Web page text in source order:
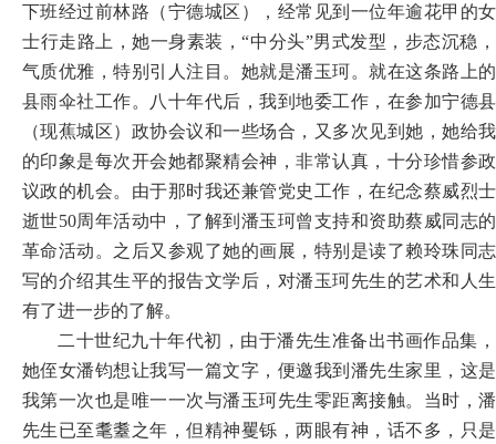
下班经过前林路（宁德城区），经常见到一位年逾花甲的女
士行走路上，她一身素装，“中分头”男式发型，步态沉稳，
气质优雅，特别引人注目。她就是潘玉珂。就在这条路上的
县雨伞社工作。八十年代后，我到地委工作，在参加宁德县
（现蕉城区）政协会议和一些场合，又多次见到她，她给我
的印象是每次开会她都聚精会神，非常认真，十分珍惜参政
议政的机会。由于那时我还兼管党史工作，在纪念蔡威烈士
逝世50周年活动中，了解到潘玉珂曾支持和资助蔡威同志的
革命活动。之后又参观了她的画展，特别是读了赖玲珠同志
写的介绍其生平的报告文学后，对潘玉珂先生的艺术和人生
有了进一步的了解。
二十世纪九十年代初，由于潘先生准备出书画作品集，
她侄女潘钧想让我写一篇文字，便邀我到潘先生家里，这是
我第一次也是唯一一次与潘玉珂先生零距离接触。当时，潘
先生已至耄耋之年，但精神矍铄，两眼有神，话不多，只是